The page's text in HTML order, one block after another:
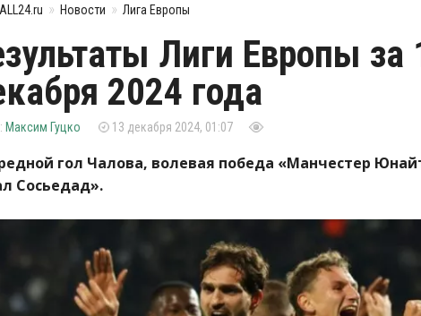
Новости Лига Европы
Лиги Европы за
2024 года
Максим Гуцко 13 декабря 2024, 01:07
гол Чалова, волевая победа «Манчестер
Сосьедад».